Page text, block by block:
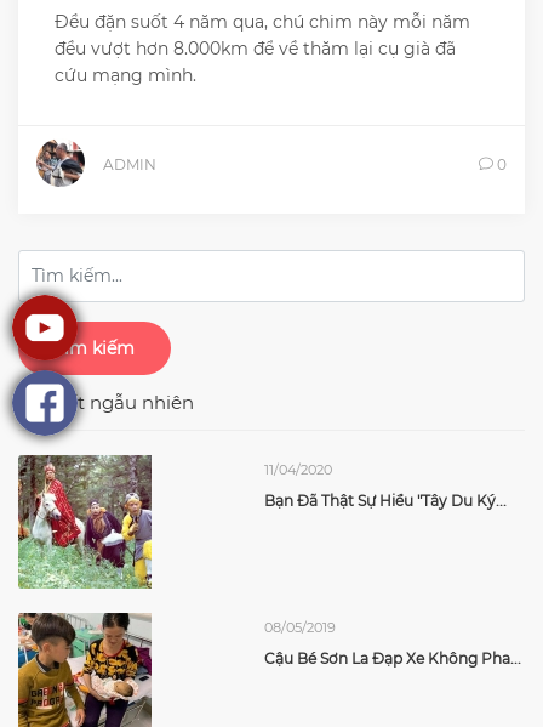
Đều đặn suốt 4 năm qua, chú chim này mỗi năm
đều vượt hơn 8.000km để về thăm lại cụ già đã
cứu mạng mình.
ADMIN 0
Tìm kiếm
Bài viết ngẫu nhiên
11/04/2020
Bạn Đã Thật Sự Hiểu "Tây Du Ký...
08/05/2019
Cậu Bé Sơn La Đạp Xe Không Pha...